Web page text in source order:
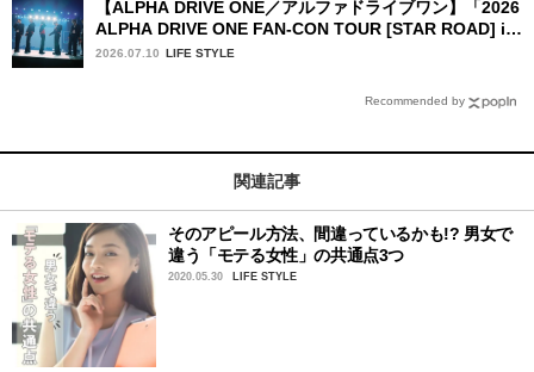
【ALPHA DRIVE ONE／アルファドライブワン】「2026
ALPHA DRIVE ONE FAN-CON TOUR [STAR ROAD] in
YOKOHAMA」1日目詳細レポ【前編】
2026.07.10 LIFE STYLE
Recommended by
関連記事
そのアピール方法、間違っているかも!? 男女で
違う「モテる女性」の共通点3つ
2020.05.30 LIFE STYLE